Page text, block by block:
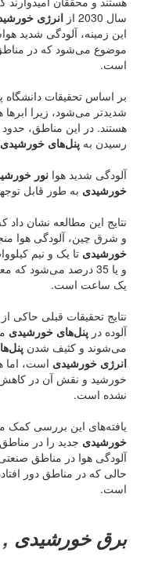
سال 2030 از
انرژی
این زمینه، آلودگی شدید
موضوع می‌شود که در
است.
بر اساس تحقیقات دانشگاه
شدیدتر می‌شود، زیرا
رسیدن به پنل‌های خورشیدی
آلودگی شدید هوا نور
خورشیدی به طور قابل
نتایج این مطالعه نشان داد
و شرق چین، آلودگی هوا
خورشیدی تا یک و نیم
و یا 35 درصد می‌شود
یک ساعت است.
نتایج تحقیقات قبلی حاکی
آلوده در پنل‌های خورشیدی
می‌شوند و کثیف شدن
انرژی خورشیدی است، اما
خورشید و نقش آن در کاهش
نشده است.
یافته‌های این بررسی کمک
خورشیدی جدید را در
آلودگی هوا در مناطق
حالی که در مناطق دور
است.
برق خورشیدی ,